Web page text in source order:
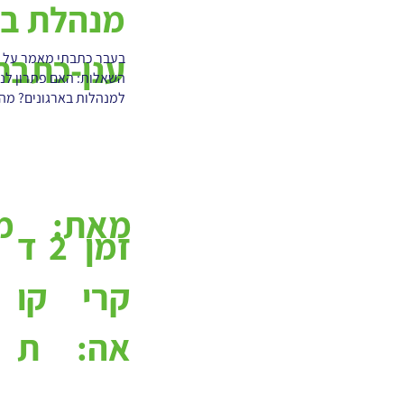
מנהלת
ענן-
בעבר כתבתי מאמר על
השאלות: האם פתרון
למנהלות בארגונים?
מאת: ד
קו
ת
זמן
קרי
אה:
2